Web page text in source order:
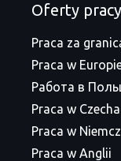
Oferty
Praca za
Praca w
Работа в
Praca w
Praca w
Praca w Anglii